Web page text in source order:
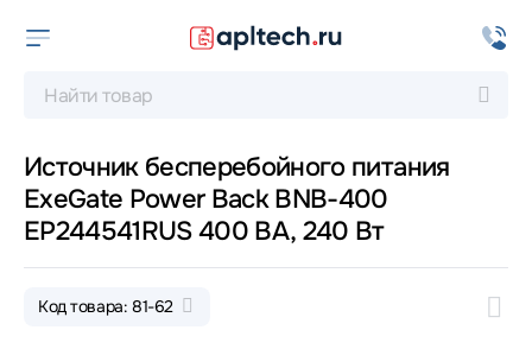
Источник бесперебойного питания
ExeGate Power Back BNB-400
EP244541RUS 400 ВА, 240 Вт
Код товара: 81-62